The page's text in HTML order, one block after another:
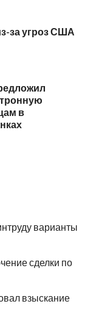
за угроз США
в
варианты
сделки по
взыскание